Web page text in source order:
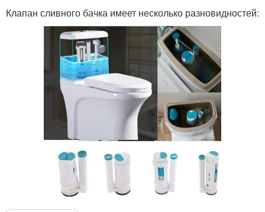
Клапан сливного бачка имеет несколько разновидностей: